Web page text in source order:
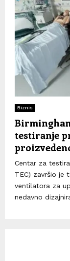
Biznis
testiranje
Centar za
TEC) završio je
ventilatora za
nedavno